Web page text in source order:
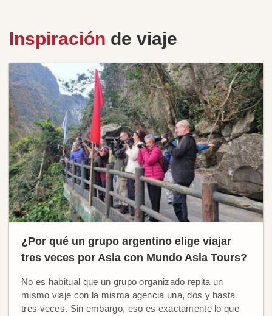
Inspiración de viaje
¿Por qué un grupo argentino elige viajar
tres veces por Asia con Mundo Asia Tours?
No es habitual que un grupo organizado repita un
mismo viaje con la misma agencia una, dos y hasta
tres veces. Sin embargo, eso es exactamente lo que